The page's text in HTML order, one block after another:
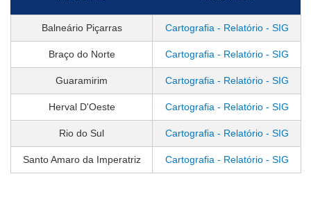
Balneário Piçarras Cartografia - Relatório - SIG
Braço do Norte Cartografia - Relatório - SIG
Guaramirim Cartografia - Relatório - SIG
Herval D'Oeste Cartografia - Relatório - SIG
Rio do Sul Cartografia - Relatório - SIG
Santo Amaro da Imperatriz Cartografia - Relatório - SIG